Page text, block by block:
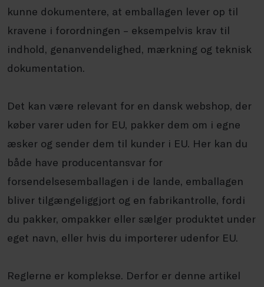
kunne dokumentere, at emballagen lever op til
kravene i forordningen – eksempelvis krav til
indhold, genanvendelighed, mærkning og teknisk
dokumentation.
Det kan være relevant for en dansk webshop, der
køber varer uden for EU, pakker dem om i egne
æsker og sender dem til kunder i EU. Her kan du
både have producentansvar for
forsendelsesemballagen i de lande, emballagen
bliver tilgængeliggjort og en fabrikantrolle, fordi
du pakker, ompakker eller sælger produktet under
eget navn, eller hvis du importerer udenfor EU.
Reglerne er komplekse. Derfor er denne artikel